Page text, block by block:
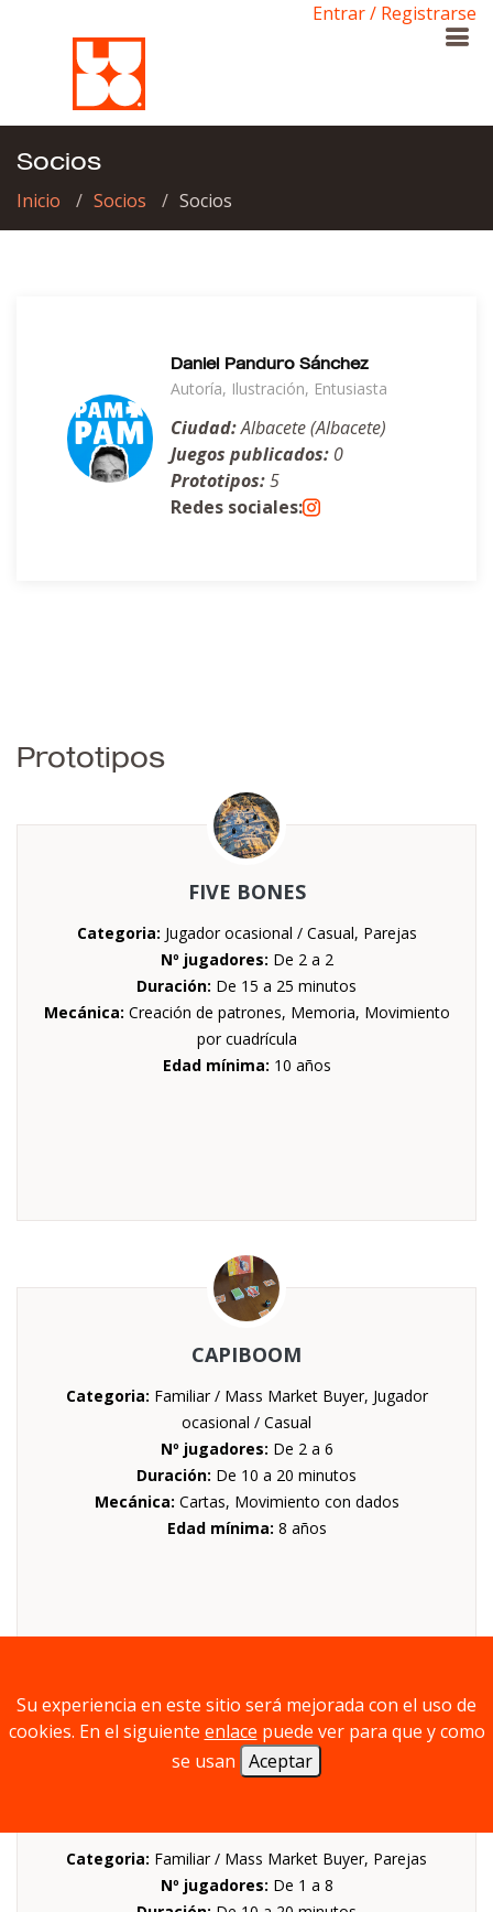
Entrar / Registrarse
Socios
Inicio Socios Socios
Daniel Panduro Sánchez
Autoría, Ilustración, Entusiasta
Ciudad:Albacete (Albacete)
Juegos publicados: 0
Prototipos:5
Redes sociales:
Prototipos
FIVE BONES
Categoria: Jugador ocasional / Casual, Parejas
Nº jugadores: De 2 a 2
Duración: De 15 a 25 minutos
Mecánica: Creación de patrones, Memoria, Movimiento
por cuadrícula
Edad mínima: 10 años
CAPIBOOM
Categoria: Familiar / Mass Market Buyer, Jugador
ocasional / Casual
Nº jugadores: De 2 a 6
Duración: De 10 a 20 minutos
Mecánica: Cartas, Movimiento con dados
Edad mínima: 8 años
Categoria: Familiar / Mass Market Buyer, Parejas
Nº jugadores: De 1 a 8
Su experiencia en este sitio será mejorada con el uso de
cookies. En el siguiente enlace puede ver para que y como
se usan Aceptar